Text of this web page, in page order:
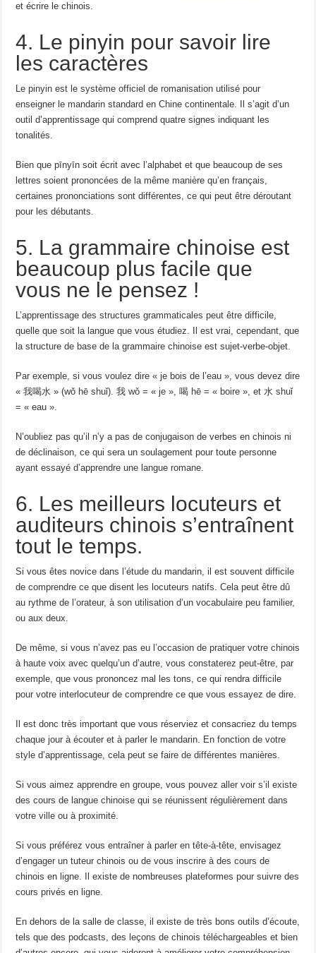
et écrire le chinois.
4. Le pinyin pour savoir lire
les caractères
Le pinyin est le système officiel de romanisation utilisé pour
enseigner le mandarin standard en Chine continentale. Il s’agit d’un
outil d’apprentissage qui comprend quatre signes indiquant les
tonalités.
Bien que pīnyīn soit écrit avec l’alphabet et que beaucoup de ses
lettres soient prononcées de la même manière qu’en français,
certaines prononciations sont différentes, ce qui peut être déroutant
pour les débutants.
5. La grammaire chinoise est
beaucoup plus facile que
vous ne le pensez !
L’apprentissage des structures grammaticales peut être difficile,
quelle que soit la langue que vous étudiez. Il est vrai, cependant, que
la structure de base de la grammaire chinoise est sujet-verbe-objet.
Par exemple, si vous voulez dire « je bois de l’eau », vous devez dire
«我喝水 » (wǒ hē shuǐ).我wǒ = « je »,喝 hē = « boire », et水shuǐ
= « eau ».
N’oubliez pas qu’il n’y a pas de conjugaison de verbes en chinois ni
de déclinaison, ce qui sera un soulagement pour toute personne
ayant essayé d’apprendre une langue romane.
6. Les meilleurs locuteurs et
auditeurs chinois s’entraînent
tout le temps.
Si vous êtes novice dans l’étude du mandarin, il est souvent difficile
de comprendre ce que disent les locuteurs natifs. Cela peut être dû
au rythme de l’orateur, à son utilisation d’un vocabulaire peu familier,
ou aux deux.
De même, si vous n’avez pas eu l’occasion de pratiquer votre chinois
à haute voix avec quelqu’un d’autre, vous constaterez peut-être, par
exemple, que vous prononcez mal les tons, ce qui rendra difficile
pour votre interlocuteur de comprendre ce que vous essayez de dire.
Il est donc très important que vous réserviez et consacriez du temps
chaque jour à écouter et à parler le mandarin. En fonction de votre
style d’apprentissage, cela peut se faire de différentes manières.
Si vous aimez apprendre en groupe, vous pouvez aller voir s’il existe
des cours de langue chinoise qui se réunissent régulièrement dans
votre ville ou à proximité.
Si vous préférez vous entraîner à parler en tête-à-tête, envisagez
d’engager un tuteur chinois ou de vous inscrire à des cours de
chinois en ligne. Il existe de nombreuses plateformes pour suivre des
cours privés en ligne.
En dehors de la salle de classe, il existe de très bons outils d’écoute,
tels que des podcasts, des leçons de chinois téléchargeables et bien